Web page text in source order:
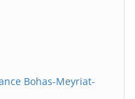
Bohas-Meyriat-